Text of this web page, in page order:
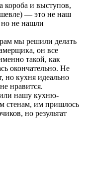
короба и выступов,
— это не наш
не нашли
мы решили делать
он все
такой, как
окончательно. Не
но кухня идеально
нравится.
нашу кухню-
стенам, им пришлось
но результат